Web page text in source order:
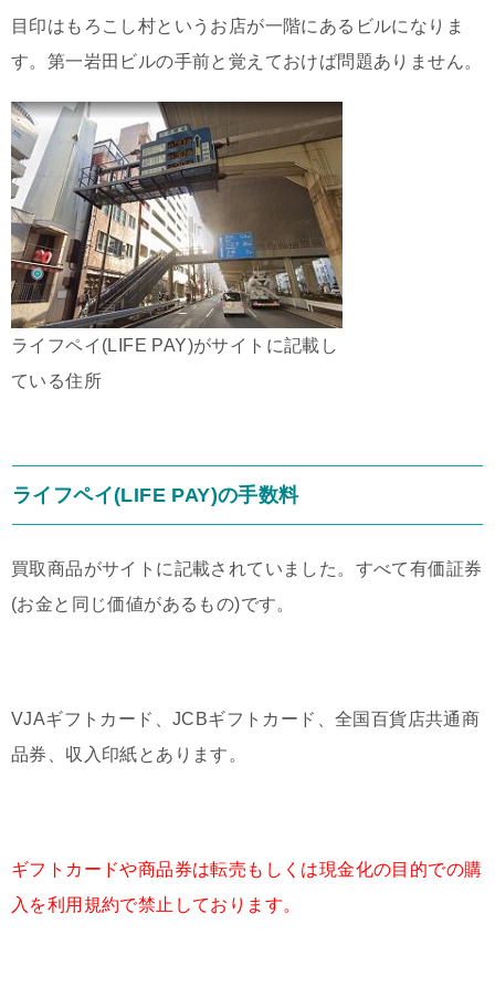
目印はもろこし村というお店が一階にあるビルになりま
す。第一岩田ビルの手前と覚えておけば問題ありません。
ライフペイ(LIFE PAY)がサイトに記載し
ている住所
ライフペイ(LIFE PAY)の手数料
買取商品がサイトに記載されていました。すべて有価証券
(お金と同じ価値があるもの)です。
VJAギフトカード、JCBギフトカード、全国百貨店共通商
品券、収入印紙とあります。
ギフトカードや商品券は転売もしくは現金化の目的での購
入を利用規約で禁止しております。